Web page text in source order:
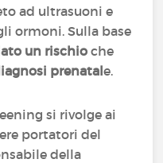
ad ultrasuoni e
ormoni. Sulla base
un rischio che
prenatale.
si rivolge ai
portatori del
della